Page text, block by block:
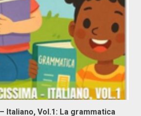
Italiano, Vol.1: La grammatica